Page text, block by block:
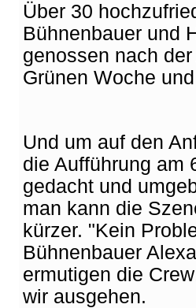
Über 30
Bühnenbauer und
genossen nach
Grünen Woche
Und um auf den
die Aufführung am
gedacht und
man kann die
kürzer. "Kein
Bühnenbauer
ermutigen die
wir ausgehen.